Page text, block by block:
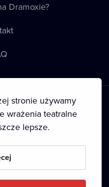
Dramoxie?
•Transmisja
stronie używamy
wrażenia teatralne
lepsze.